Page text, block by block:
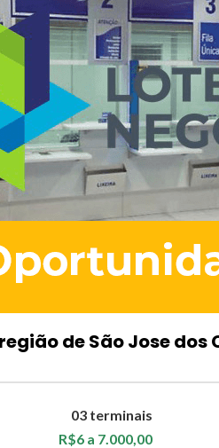
de São Jose dos
03 terminais
R$6 a 7.000,00